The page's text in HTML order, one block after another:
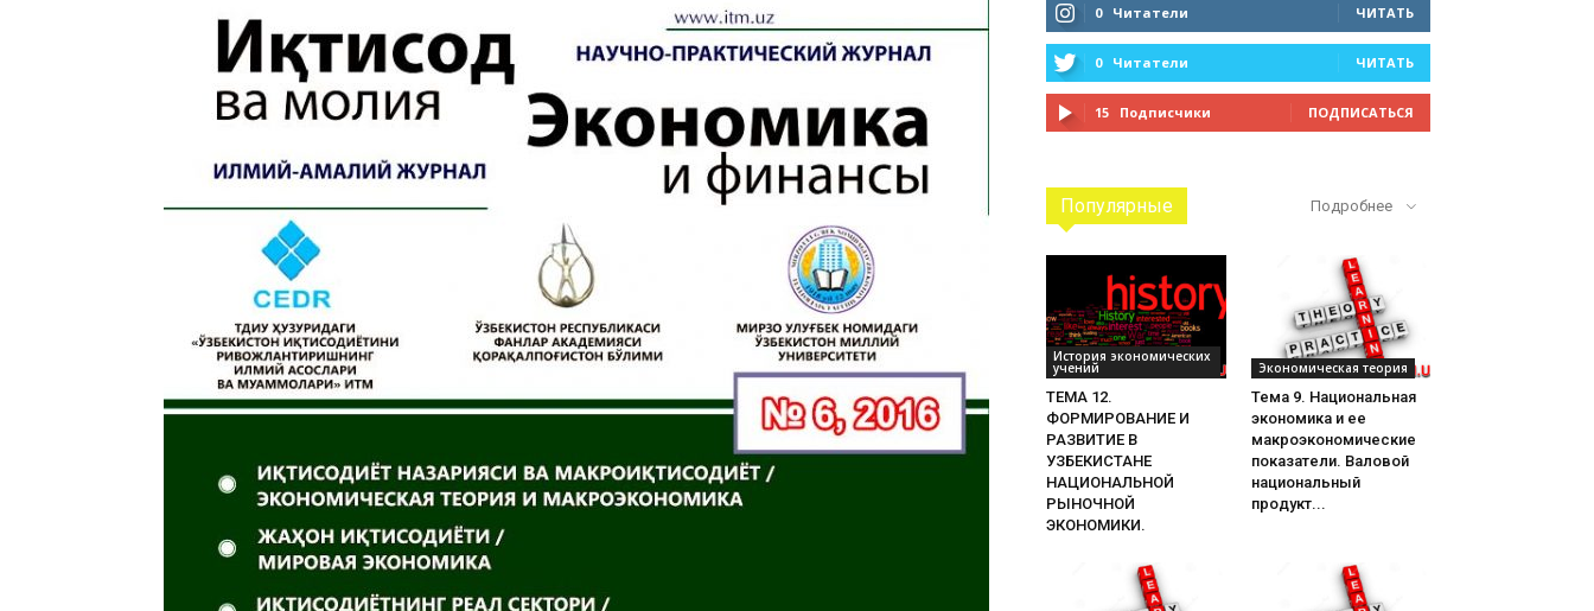
0 Читатели ЧИТАТЬ
0 Читатели ЧИТАТЬ
15 Подписчики ПОДПИСАТЬСЯ
Популярные Подробнее
История экономических
учений
ТЕМА 12.
ФОРМИРОВАНИЕ И
РАЗВИТИЕ В
УЗБЕКИСТАНЕ
НАЦИОНАЛЬНОЙ
РЫНОЧНОЙ
ЭКОНОМИКИ.
Экономическая теория
Тема 9. Национальная
экономика и ее
макроэкономические
показатели. Валовой
национальный
продукт...